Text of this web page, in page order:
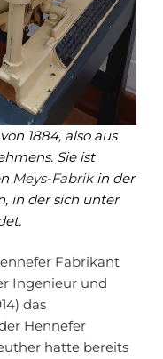
1884, also aus
Sie ist
Meys-Fabrikin der
in der sich unter
Fabrikant
Ingenieur und
das
Hennefer
hatte bereits